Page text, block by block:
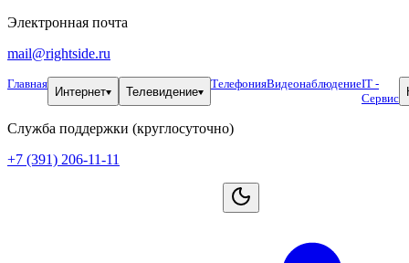
Электронная почта
mail@rightside.ru
Главная
Интернет Телевидение
ТелефонияВидеонаблюдениеIT -
Сервис
Служба поддержки (круглосуточно)
+7 (391) 206-11-11